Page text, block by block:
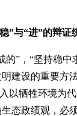
”与“进”的辩
”，“坚持稳
建设的重要
牺牲环境为
政绩观，必